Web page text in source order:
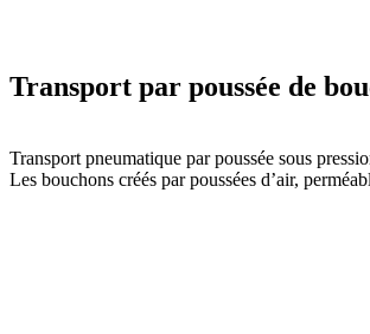
Transport par poussée de
Transport pneumatique par poussée sous
Les bouchons créés par poussées d’air,